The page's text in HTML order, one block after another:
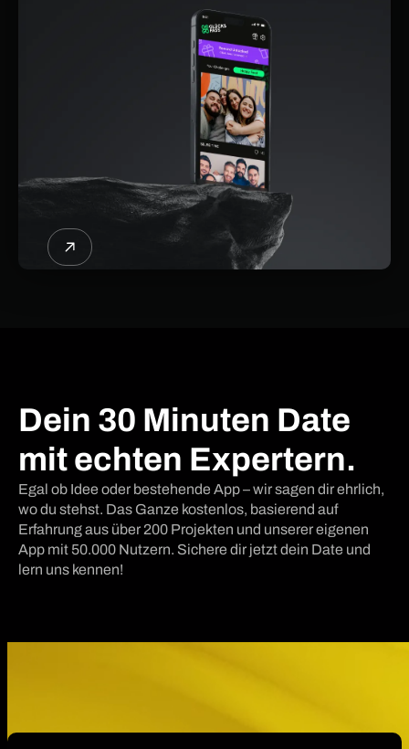
Dein 30 Minuten Date
mit echten Expertern.
Egal ob Idee oder bestehende App – wir sagen dir ehrlich,
wo du stehst. Das Ganze kostenlos, basierend auf
Erfahrung aus über 200 Projekten und unserer eigenen
App mit 50.000 Nutzern. Sichere dir jetzt dein Date und
lern uns kennen!